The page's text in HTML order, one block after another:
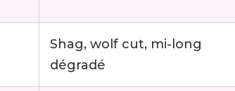
Shag, wolf cut, mi-long
dégradé